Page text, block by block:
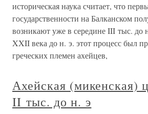
историческая наука считает, что
государственности на Балканском
возникают уже в середине III тыс. до
XXII века до н. э. этот процесс был
греческих племен ахейцев,
Ахейская (микенская)
II тыс. до н. э